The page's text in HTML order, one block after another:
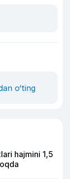
o‘ting
hajmini 1,5